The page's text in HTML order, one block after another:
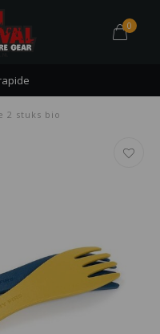
0
2 stuks bio